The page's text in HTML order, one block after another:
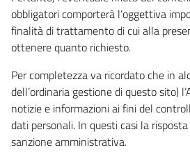
obbligatori comporterà l’oggettiva
finalità di trattamento di cui alla
ottenere quanto richiesto.
Per completezza va ricordato che in
dell’ordinaria gestione di questo sito)
notizie e informazioni ai fini del
dati personali. In questi casi la
sanzione amministrativa.